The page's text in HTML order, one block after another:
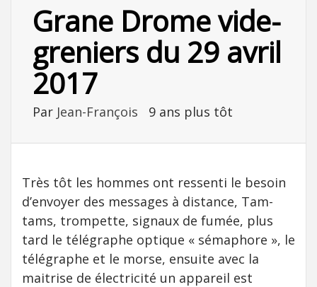
Grane Drome vide-
greniers du 29 avril
2017
Par Jean-François 9 ans plus tôt
Très tôt les hommes ont ressenti le besoin
d’envoyer des messages à distance, Tam-
tams, trompette, signaux de fumée, plus
tard le télégraphe optique « sémaphore », le
télégraphe et le morse, ensuite avec la
maitrise de électricité un appareil est